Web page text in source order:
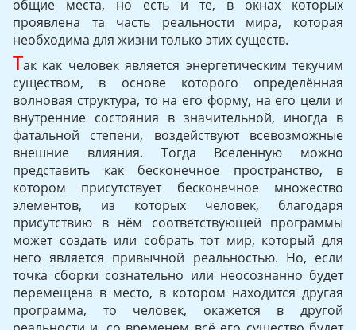
общие места, но есть и те, в окнах которых
проявлена та часть реальности мира, которая
необходима для жизни только этих существ.
Так как человек является энергетическим текучим
существом, в основе которого определённая
волновая структура, то на его форму, на его цели и
внутренние состояния в значительной, иногда в
фатальной степени, воздействуют всевозможные
внешние влияния. Тогда Вселенную можно
представить как бесконечное пространство, в
котором присутствует бесконечное множество
элементов, из которых человек, благодаря
присутствию в нём соответствующей программы
может создать или собрать тот мир, который для
него является привычной реальностью. Но, если
точка сборки сознательно или неосознанно будет
перемещена в место, в котором находится другая
программа, то человек, окажется в другой